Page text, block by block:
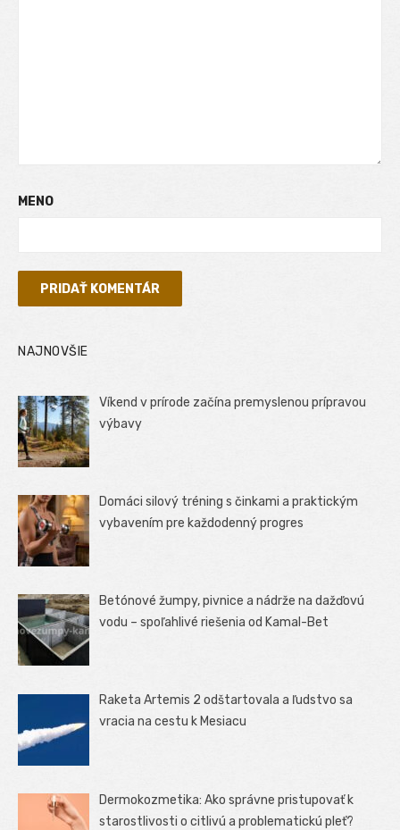
MENO
NAJNOVŠIE
Víkend v prírode začína premyslenou prípravou
výbavy
Domáci silový tréning s činkami a praktickým
vybavením pre každodenný progres
Betónové žumpy, pivnice a nádrže na dažďovú
vodu – spoľahlivé riešenia od Kamal-Bet
Raketa Artemis 2 odštartovala a ľudstvo sa
vracia na cestu k Mesiacu
Dermokozmetika: Ako správne pristupovať k
starostlivosti o citlivú a problematickú pleť?